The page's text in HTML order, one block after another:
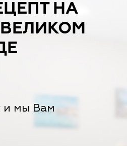
НА
и мы Вам